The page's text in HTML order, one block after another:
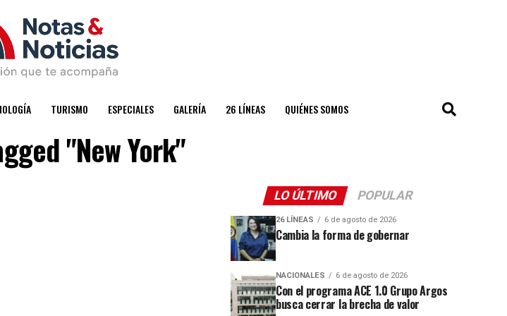
TURISMO ESPECIALES GALERÍA 26 LÍNEAS QUIÉNES SOMOS
"New York"
LO ÚLTIMO POPULAR
26 LÍNEAS 6 de agosto de 2026
Cambia la forma de gobernar
NACIONALES 6 de agosto de 2026
Con el programa ACE 1.0 Grupo Argos
busca cerrar la brecha de valor